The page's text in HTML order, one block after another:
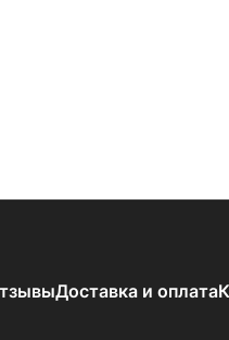
Доставка и оплата